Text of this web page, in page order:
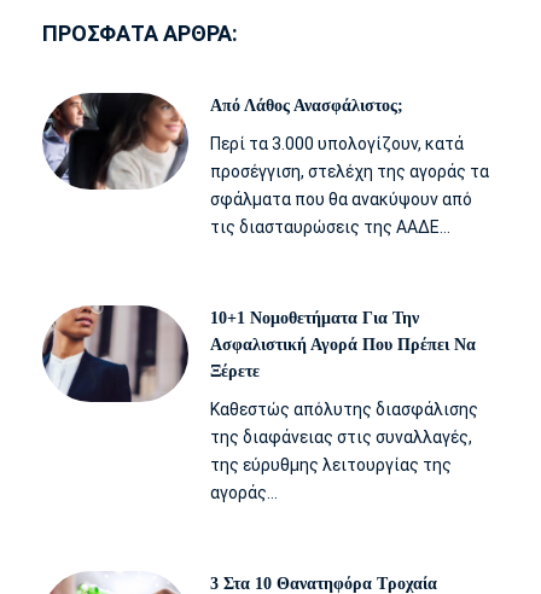
ΠΡΟΣΦΑΤΑ ΑΡΘΡΑ:
Από Λάθος Ανασφάλιστος;
Περί τα 3.000 υπολογίζουν, κατά
προσέγγιση, στελέχη της αγοράς τα
σφάλματα που θα ανακύψουν από
τις διασταυρώσεις της ΑΑΔΕ…
10+1 Νομοθετήματα Για Την
Ασφαλιστική Αγορά Που Πρέπει Να
Ξέρετε
Kαθεστώς απόλυτης διασφάλισης
της διαφάνειας στις συναλλαγές,
της εύρυθμης λειτουργίας της
αγοράς…
3 Στα 10 Θανατηφόρα Τροχαία